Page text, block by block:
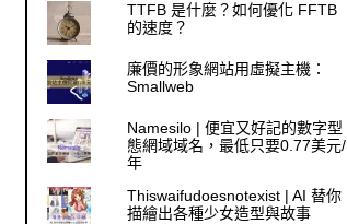
TTFB 是什麼？如何優化 FFTB
的速度？
廉價的形象網站用虛擬主機：
Smallweb
Namesilo | 便宜又好記的數字型
態網域域名，最低只要0.77美元/
年
Thiswaifudoesnotexist | AI 替你
描繪出各種少女造型與故事